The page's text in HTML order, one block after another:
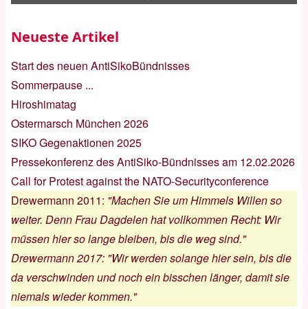
Neueste Artikel
Start des neuen AntiSikoBündnisses
Sommerpause ...
Hiroshimatag
Ostermarsch München 2026
SIKO Gegenaktionen 2025
Pressekonferenz des AntiSiko-Bündnisses am 12.02.2026
Call for Protest against the NATO-Securityconference
Drewermann 2011: "Machen Sie um Himmels Willen so
weiter. Denn Frau Dagdelen hat vollkommen Recht: Wir
müssen hier so lange bleiben, bis die weg sind."
Drewermann 2017: "Wir werden solange hier sein, bis die
da verschwinden und noch ein bisschen länger, damit sie
niemals wieder kommen."